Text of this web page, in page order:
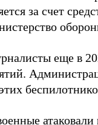
за счет
еще в
атаковали